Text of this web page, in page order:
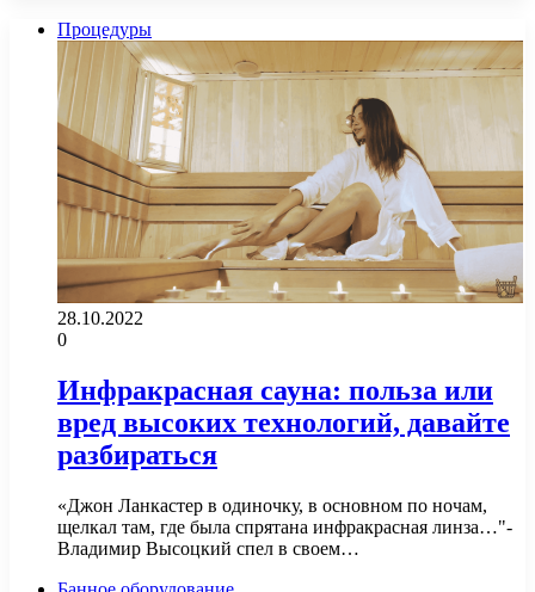
Процедуры
28.10.2022
0
Инфракрасная сауна: польза или
вред высоких технологий, давайте
разбираться
«Джон Ланкастер в одиночку, в основном по ночам,
щелкал там, где была спрятана инфракрасная линза…"-
Владимир Высоцкий спел в своем…